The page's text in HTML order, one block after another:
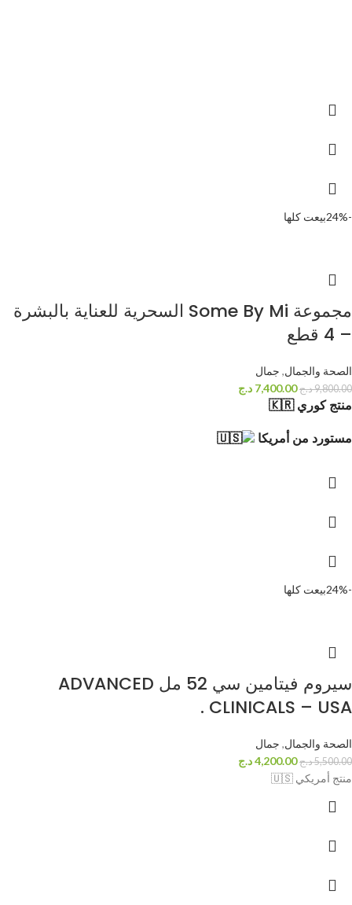
-24% بيعت كلها
مجموعة Some By Mi السحرية للعناية بالبشرة
– 4 قطع
الصحة والجمال, جمال
9,800.00د.ج 7,400.00 د.ج
منتج كوري 🇰🇷
مستورد من أمريكا
-24% بيعت كلها
سيروم فيتامين سي 52 مل ADVANCED
CLINICALS – USA .
الصحة والجمال, جمال
5,500.00د.ج 4,200.00د.ج
منتج أمريكي 🇺🇸